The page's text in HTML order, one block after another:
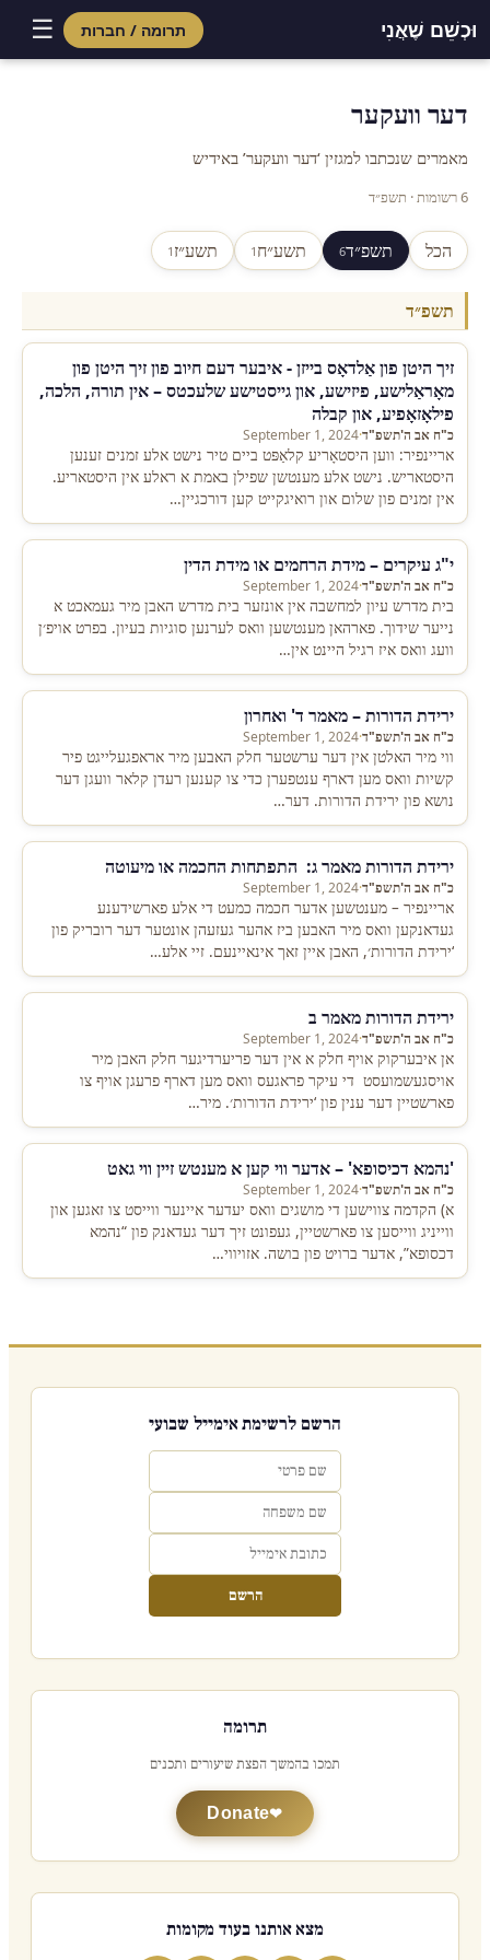
וּכְשֵׁם שֶׁאֲנִי תרומה / חברות ☰
דער וועקער
מאמרים שנכתבו למגזין ‘דער וועקער’ באידיש
6 רשומות · תשפ״ד
הכל תשפ״ד6 תשע״ח 1 תשע״ז 1
תשפ״ד
זיך היטן פון אַלדאָס בייזן - איבער דעם חיוב פון זיך היטן פון
מאָראַלישע, פיזישע, און גייסטישע שלעכטס – אין תורה, הלכה,
פילאָזאָפיע, און קבלה
כ"ח אב ה'תשפ"ד·
September 1, 2024
אריינפיר: ווען היסטאָריע קלאַפּט ביים טיר נישט אלע זמנים זענען
היסטאריש. נישט אלע מענטשן שפילן באמת א ראלע אין היסטאריע.
אין זמנים פון שלום און רואיגקייט קען דורכגיין…
י"ג עיקרים – מידת הרחמים או מידת הדין
כ"ח אב ה'תשפ"ד·
September 1, 2024
בית מדרש עיון למחשבה אין אונזער בית מדרש האבן מיר געמאכט א
נייער שידוך. פארהאן מענטשען וואס לערנען סוגיות בעיון. בפרט אויפ׳ן
וועג וואס איז רגיל היינט אין…
ירידת הדורות – מאמר ד' ואחרון
כ"ח אב ה'תשפ"ד·
September 1, 2024
ווי מיר האלטן אין דער ערשטער חלק האבען מיר אראפגעלייגט פיר
קשיות וואס מען דארף ענטפערן כדי צו קענען רעדן קלאר וועגן דער
נושא פון ירידת הדורות. דער…
ירידת הדורות מאמר ג: התפתחות החכמה או מיעוטה
כ"ח אב ה'תשפ"ד·
September 1, 2024
אריינפיר – מענטשען אדער חכמה כמעט די אלע פארשידענע
געדאנקען וואס מיר האבען ביז אהער געזעהן אונטער דער רובריק פון
‘ירידת הדורות׳, האבן איין זאך אינאיינעם. זיי אלע…
ירידת הדורות מאמר ב
כ"ח אב ה'תשפ"ד·
September 1, 2024
אן איבערקוק אויף חלק א אין דער פריערדיגער חלק האבן מיר
אויסגעשמועסט די עיקר פראגעס וואס מען דארף פרעגן אויף צו
פארשטיין דער ענין פון ‘ירידת הדורות׳. מיר…
'נהמא דכיסופא' – אדער ווי קען א מענטש זיין ווי גאט
כ"ח אב ה'תשפ"ד·
September 1, 2024
א) הקדמה צווישען די מושגים וואס יעדער איינער ווייסט צו זאגען און
ווייניג ווייסען צו פארשטיין, געפונט זיך דער געדאנק פון “נהמא
דכסופא”, אדער ברויט פון בושה. אזויווי…
הרשם לרשימת אימייל שבועי
הרשם
תרומה
תמכו בהמשך הפצת שיעורים ותכנים
Donate
מצא אותנו בעוד מקומות